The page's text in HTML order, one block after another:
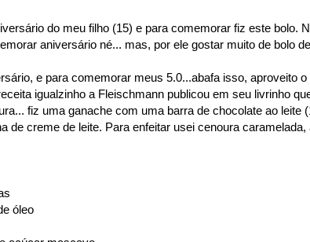
do meu filho (15) e para comemorar fiz este bolo.
aniversário né... mas, por ele gostar muito de bolo
e para comemorar meus 5.0...abafa isso, aproveito
igualzinho a Fleischmann publicou em seu livrinho
fiz uma ganache com uma barra de chocolate ao leite
de creme de leite. Para enfeitar usei cenoura caramelada,
óleo